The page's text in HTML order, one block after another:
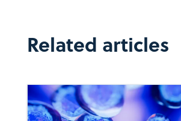
Related articles